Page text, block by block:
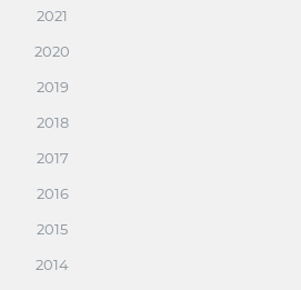
2021
2020
2019
2018
2017
2016
2015
2014